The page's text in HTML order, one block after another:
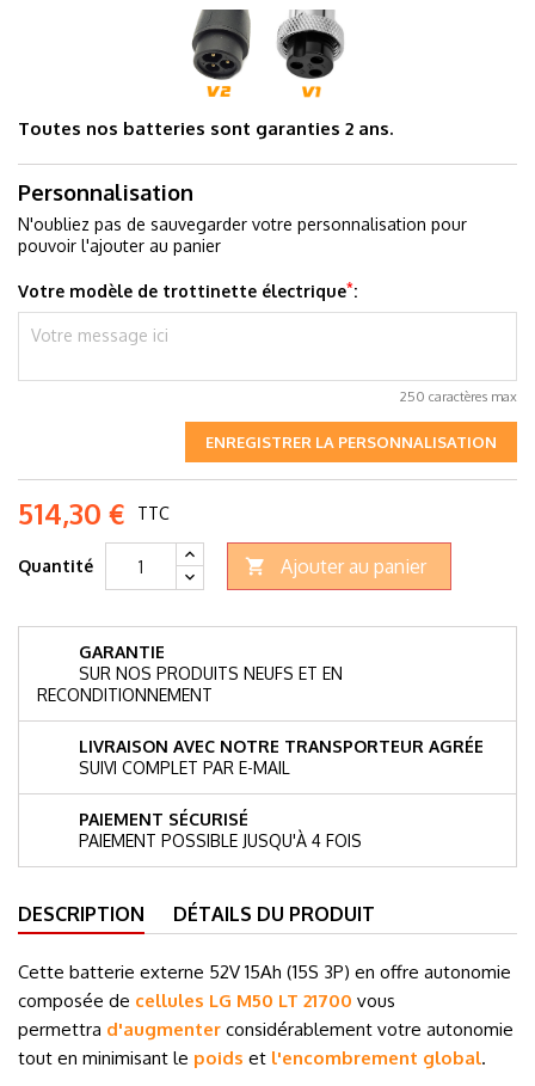
Toutes nos batteries sont garanties 2 ans.
Personnalisation
N'oubliez pas de sauvegarder votre personnalisation pour
pouvoir l'ajouter au panier
Votre modèle de trottinette électrique*:
250 caractères max
ENREGISTRER LA PERSONNALISATION
514,30 € TTC
Quantité  Ajouter au panier
GARANTIE
SUR NOS PRODUITS NEUFS ET EN
RECONDITIONNEMENT
LIVRAISON AVEC NOTRE TRANSPORTEUR AGRÉE
SUIVI COMPLET PAR E-MAIL
PAIEMENT SÉCURISÉ
PAIEMENT POSSIBLE JUSQU'À 4 FOIS
DESCRIPTION DÉTAILS DU PRODUIT
Cette batterie externe 52V 15Ah (15S 3P) en offre autonomie
composée de cellules LG M50 LT 21700 vous
permettra d'augmenter considérablement votre autonomie
tout en minimisant le poids et l'encombrement global.